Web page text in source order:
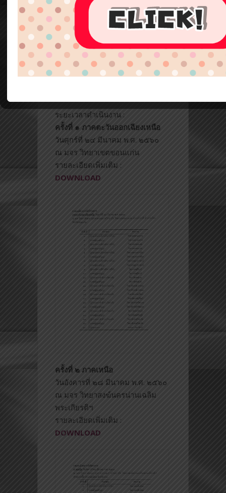
หมายของส่วนงานภูมิภาคเป็น
ด้วยความเรียบร้อย มีประสิทธิภาพ
และบรรลุตามวัตถุประสงค์ของ
มหาวิทยาลัย
๒. เพื่อรับฟังปัญหาของการปฏิบัติ
งานด้านกฎหมายของส่วนงาน
ภูมิภาค เพื่อมาปรับปรุงแก้ไขการ
ระยะเวลาดำเนินงาน :
ครั้งที่ ๑ ภาคตะวันออกเฉียงเหนือ
วันศุกร์ที่ ๒๔ มีนาคม พ.ศ. ๒๕๖๐
ณ มจร วิทยาเขตขอนแก่น
รายละเอียดเพิ่มเติม :
DOWNLOAD
ครั้งที่ ๒ ภาคเหนือ
วันอังคารที่ ๒๘ มีนาคม พ.ศ. ๒๕๖๐
ณ มจร วิทยาสงฆ์นครน่านเฉลิม
พระเกียรติฯ
รายละเอียดเพิ่มเติม :
DOWNLOAD